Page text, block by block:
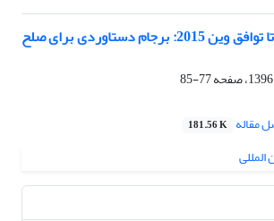
از کنگره وین 1815 تا توافق وین 2015: برجام دستاوردی برای صلح
77-85
مقاله 181.56 K